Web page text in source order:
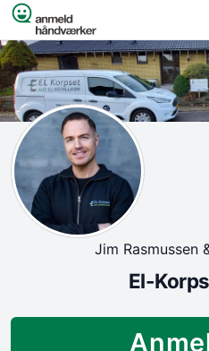
Spring til indhold
Jim Rasmussen
El-